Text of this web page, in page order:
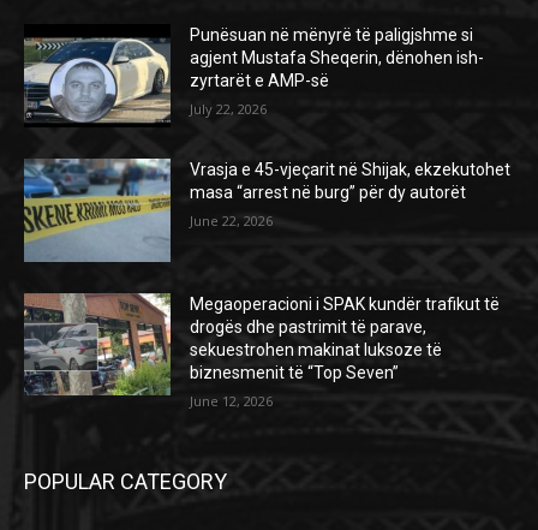
Punësuan në mënyrë të paligjshme si
agjent Mustafa Sheqerin, dënohen ish-
zyrtarët e AMP-së
July 22, 2026
Vrasja e 45-vjeçarit në Shijak, ekzekutohet
masa “arrest në burg” për dy autorët
June 22, 2026
Megaoperacioni i SPAK kundër trafikut të
drogës dhe pastrimit të parave,
sekuestrohen makinat luksoze të
biznesmenit të “Top Seven”
June 12, 2026
POPULAR CATEGORY